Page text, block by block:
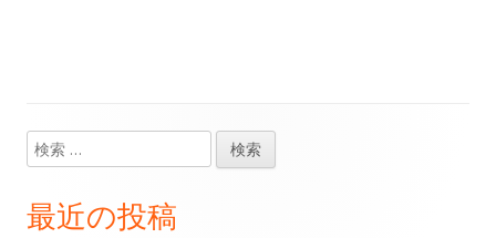
ー
メ
イ
検
索:
最近の投稿